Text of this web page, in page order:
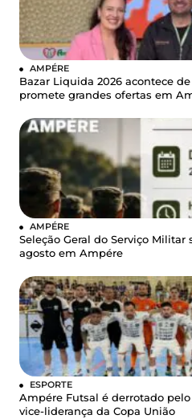
AMPÉRE
Bazar Liquida 2026 acontece
promete grandes ofertas em
AMPÉRE
Seleção Geral do Serviço Militar
agosto em Ampére
ESPORTE
Ampére Futsal é derrotado
vice-liderança da Copa União